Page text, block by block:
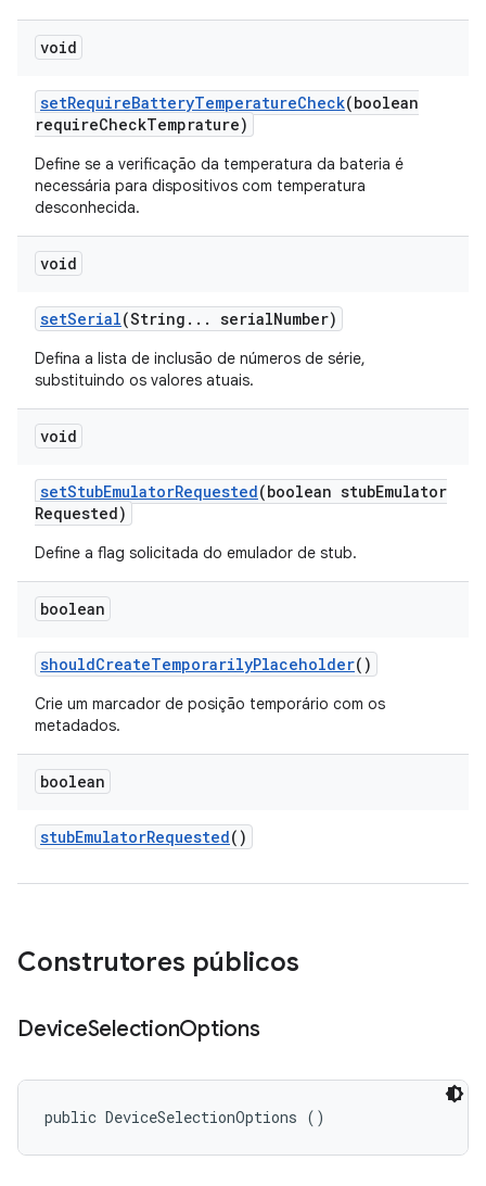
void
setRequireBatteryTemperatureCheck(boolean
requireCheckTemprature)
Define se a verificação da temperatura da bateria é
necessária para dispositivos com temperatura
desconhecida.
void
setSerial(String . . . serialNumber)
Defina a lista de inclusão de números de série,
substituindo os valores atuais.
void
setStubEmulatorRequested(boolean stubEmulator
Requested)
Define a flag solicitada do emulador de stub.
boolean
shouldCreateTemporarilyPlaceholder()
Crie um marcador de posição temporário com os
metadados.
boolean
stubEmulatorRequested()
Construtores públicos
DeviceSelectionOptions
public DeviceSelectionOptions ()